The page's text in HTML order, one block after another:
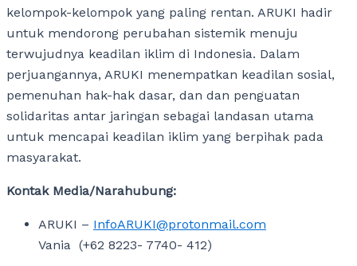
kelompok-kelompok yang paling rentan. ARUKI hadir
untuk mendorong perubahan sistemik menuju
terwujudnya keadilan iklim di Indonesia. Dalam
perjuangannya, ARUKI menempatkan keadilan sosial,
pemenuhan hak-hak dasar, dan dan penguatan
solidaritas antar jaringan sebagai landasan utama
untuk mencapai keadilan iklim yang berpihak pada
masyarakat.
Kontak Media/Narahubung:
ARUKI – InfoARUKI@protonmail.com
Vania (+62 8223- 7740- 412)